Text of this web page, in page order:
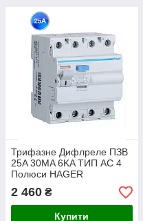
Трифазне Дифлреле ПЗВ
25A 30MA 6KA ТИП AC 4
Полюси HAGER
2 460 ₴
Купити